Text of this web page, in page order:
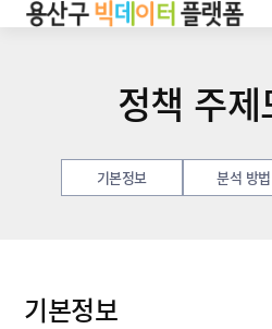
정책 주
기본정보 분석 방법
기본정보